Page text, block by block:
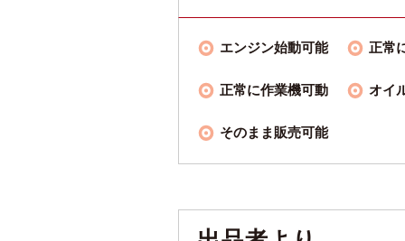
エンジン始動可能 正常
正常に作業機可動 オイ
そのまま販売可能